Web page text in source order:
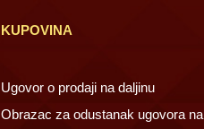
KUPOVINA
Ugovor o prodaji na daljinu
Obrazac za odustanak ugovora na